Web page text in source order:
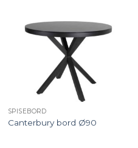
SPISEBORD
Canterbury bord Ø90